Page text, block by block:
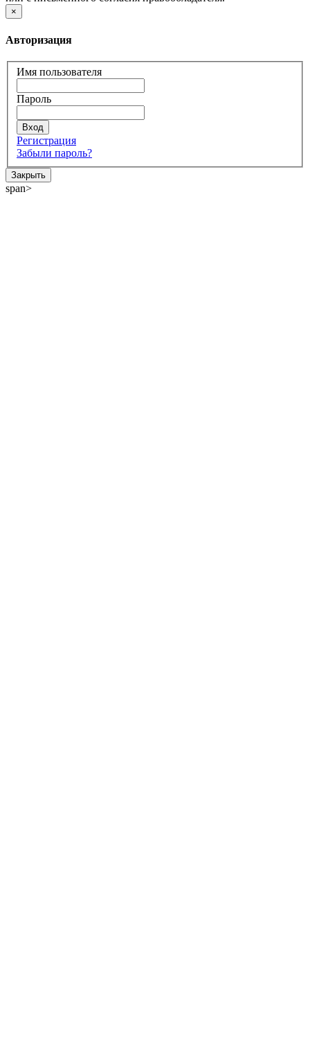
×
Авторизация
Имя пользователя
Пароль
Регистрация
Забыли пароль?
Закрыть
span>